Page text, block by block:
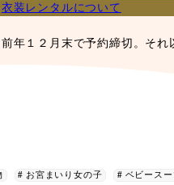
衣装レンタルについて
年１２月末で予約締切。それ
お宮まいり女の子 ベビースー